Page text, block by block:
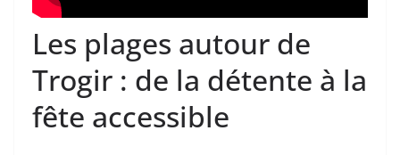
Les plages autour de
Trogir : de la détente à la
fête accessible